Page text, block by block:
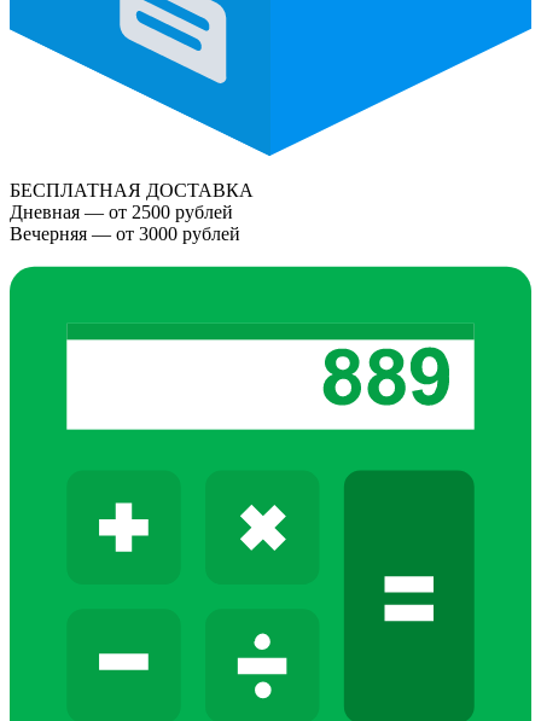
БЕСПЛАТНАЯ ДОСТАВКА
Дневная — от 2500 рублей
Вечерняя — от 3000 рублей